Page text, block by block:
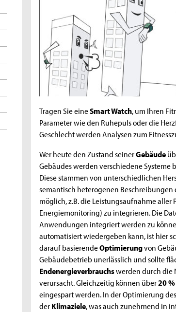
Tragen Sie eineSmart Watch, um Ihren
Parameter wie den Ruhepuls oder die
Geschlecht werden Analysen zum
Wer heute den Zustand seinerGebäude
Gebäudes werden verschiedene
Diese stammen von unterschiedlichen
semantisch heterogenen Beschreibungen
möglich, z.B. die Leistungsaufnahme
Energiemonitoring) zu integrieren. Die
Anwendungen integriert werden zu
automatisiert wiedergeben kann, ist hier
darauf basierendeOptimierungvon
Gebäudebetrieb unerlässlich und sollte
Endenergieverbrauchswerden durch die
verursacht. Gleichzeitig können über20
eingespart werden. In der Optimierung
derKlimaziele, was auch zunehmend in